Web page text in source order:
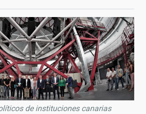
de instituciones canarias